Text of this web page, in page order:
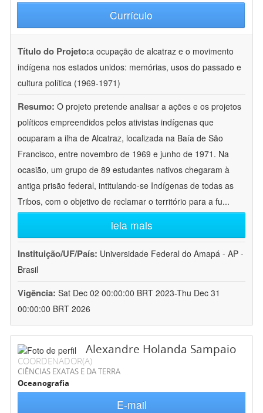
Currículo
Título do Projeto:a ocupação de alcatraz e o movimento
indígena nos estados unidos: memórias, usos do passado e
cultura política (1969-1971)
Resumo: O projeto pretende analisar a ações e os projetos
políticos empreendidos pelos ativistas indígenas que
ocuparam a ilha de Alcatraz, localizada na Baía de São
Francisco, entre novembro de 1969 e junho de 1971. Na
ocasião, um grupo de 89 estudantes nativos chegaram à
antiga prisão federal, intitulando-se Indígenas de todas as
Tribos, com o objetivo de reclamar o território para a fu...
leia mais
Instituição/UF/País: Universidade Federal do Amapá - AP -
Brasil
Vigência: Sat Dec 02 00:00:00 BRT 2023-Thu Dec 31
00:00:00 BRT 2026
Alexandre Holanda Sampaio
COORDENADOR(A)
CIÊNCIAS EXATAS E DA TERRA
Oceanografia
E-mail